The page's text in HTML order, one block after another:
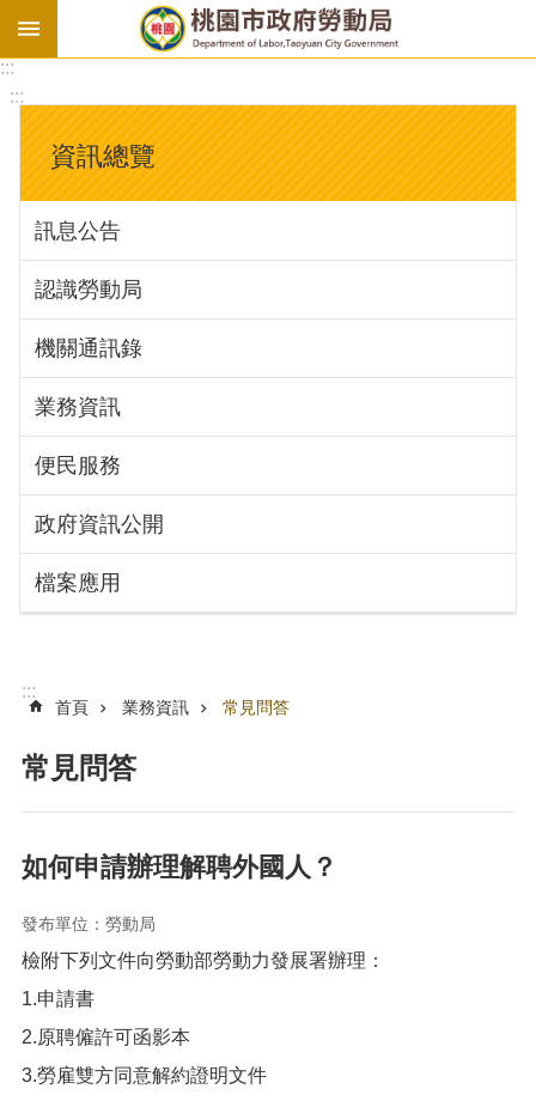
基
法
勞
資
會
庇
護
工
場
進
訊
息
公
識
動
局
關
通
錄
業
務
訊
:::
:::
資訊總覽
訊息公告
認識勞動局
機關通訊錄
業務資訊
便民服務
政府資訊公開
檔案應用
:::
首頁 業務資訊 常見問答
常見問答
如何申請辦理解聘外國人？
發布單位：勞動局
檢附下列文件向勞動部勞動力發展署辦理：
1.申請書
2.原聘僱許可函影本
3.勞雇雙方同意解約證明文件